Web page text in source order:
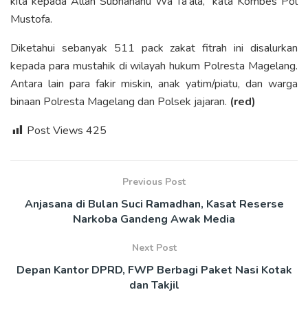
Mustofa.
Diketahui sebanyak 511 pack zakat fitrah ini disalurkan
kepada para mustahik di wilayah hukum Polresta Magelang.
Antara lain para fakir miskin, anak yatim/piatu, dan warga
binaan Polresta Magelang dan Polsek jajaran. (red)
Post Views 425
Previous Post
Anjasana di Bulan Suci Ramadhan, Kasat Reserse
Narkoba Gandeng Awak Media
Next Post
Depan Kantor DPRD, FWP Berbagi Paket Nasi Kotak
dan Takjil